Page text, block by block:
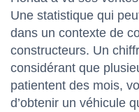
Une statistique qui
dans un contexte de
constructeurs. Un
considérant que
patientent des mois,
d’obtenir un véhicule